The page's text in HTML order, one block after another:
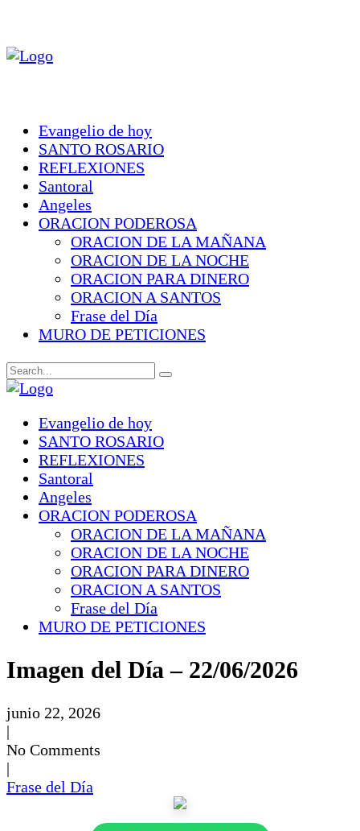
Evangelio de hoy
SANTO ROSARIO
REFLEXIONES
Santoral
Angeles
ORACION PODEROSA
ORACION DE LA MAÑANA
ORACION DE LA NOCHE
ORACION PARA DINERO
ORACION A SANTOS
Frase del Día
MURO DE PETICIONES
Evangelio de hoy
SANTO ROSARIO
REFLEXIONES
Santoral
Angeles
ORACION PODEROSA
ORACION DE LA MAÑANA
ORACION DE LA NOCHE
ORACION PARA DINERO
ORACION A SANTOS
Frase del Día
MURO DE PETICIONES
Imagen del Día – 22/06/2026
junio 22, 2026
|
No Comments
|
Frase del Día